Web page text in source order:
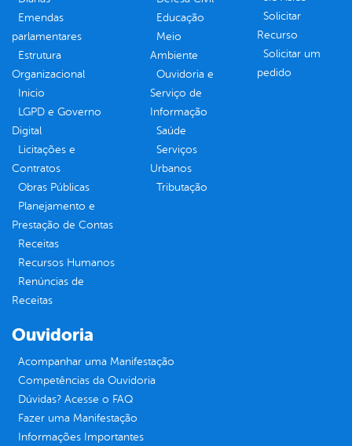
Emendas
parlamentares
Estrutura
Organizacional
Inicio
LGPD e Governo
Digital
Licitações e
Contratos
Obras Públicas
Planejamento e
Prestação de Contas
Receitas
Recursos Humanos
Renúncias de
Receitas
Educação
Meio
Ambiente
Ouvidoria e
Serviço de
Informação
Saúde
Serviços
Urbanos
Tributação
Solicitar
Recurso
Solicitar um
pedido
Ouvidoria
Acompanhar uma Manifestação
Competências da Ouvidoria
Dúvidas? Acesse o FAQ
Fazer uma Manifestação
Informações Importantes